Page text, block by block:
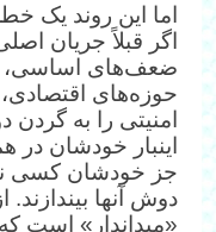
اما این روند یک
اگر قبلاً جریان
ضعف‌های اساسی،
حوزه‌های
امنیتی را به گردن
اینبار خودشان در
جز خودشان کسی
دوش آنها
«میداندار» است